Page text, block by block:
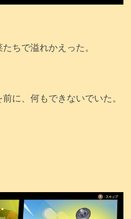
ちで溢れかえった。
に、何もできないでいた。